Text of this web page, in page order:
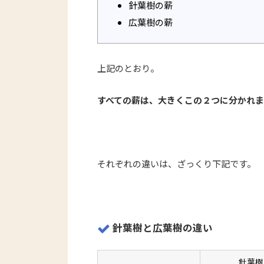
針葉樹の薪
広葉樹の薪
上記のとおり。
すべての薪は、大きくこの２つに分かれま
それぞれの違いは、ざっくり下記です。
針葉樹と広葉樹の違い